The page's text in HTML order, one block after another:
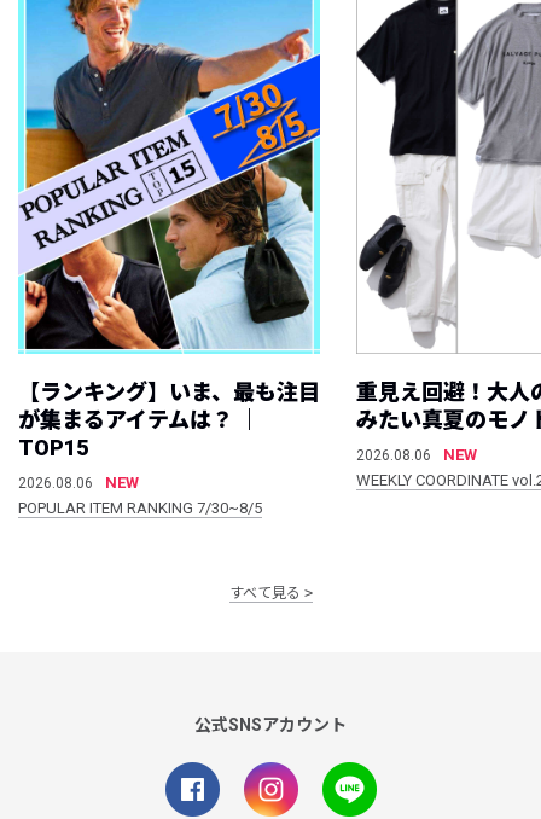
【ランキング】いま、最も注目
が集まるアイテムは？ ｜
TOP15
2026.08.06
NEW
POPULAR ITEM RANKING 7/30~8/5
重見え回避！大人
みたい真夏のモノ
2026.08.06
NEW
WEEKLY COORDINATE
すべて見る
公式SNSアカウント